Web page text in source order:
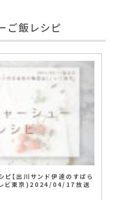
ご飯レシピ
ピ【出川サンド伊達のすばら
ビ東京)2024/04/17放送